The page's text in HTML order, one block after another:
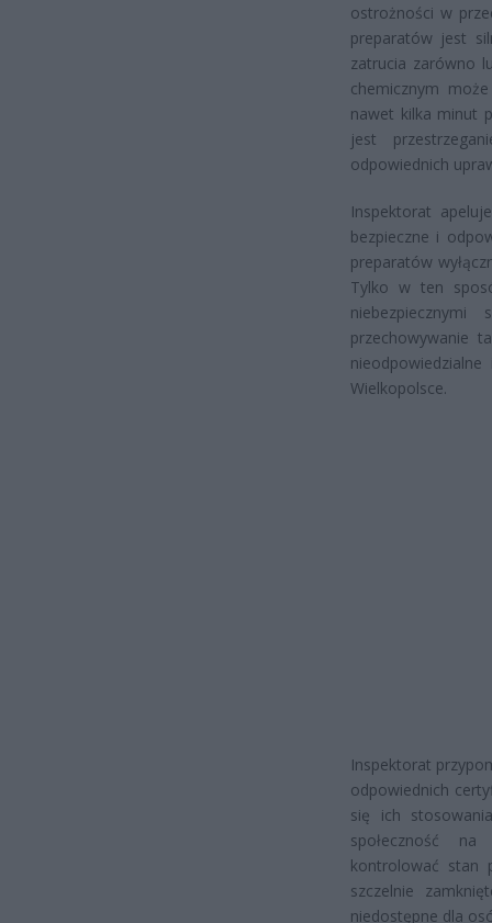
ostrożności w
preparatów jest
zatrucia zarówno
chemicznym
nawet kilka minut
jest
odpowiednich
Inspektorat
bezpieczne i
preparatów
Tylko w ten
przechowywanie
Wielkopolsce.
Inspektorat
odpowiednich
się ich
społeczność
kontrolować stan
szczelnie
niedostępne dla